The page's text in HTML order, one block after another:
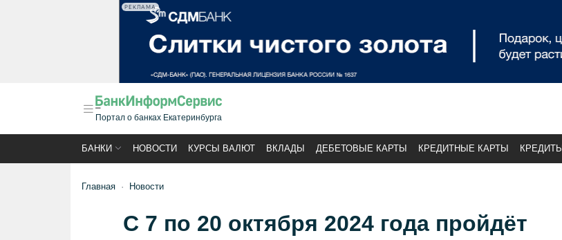
РЕКЛАМА
Портал о банках Екатеринбурга
БАНКИ НОВОСТИ КУРСЫ ВАЛЮТ ВКЛАДЫ ДЕБЕТОВЫЕ КАРТЫ КРЕДИТНЫЕ КАРТЫ КРЕДИТЫ
Главная Новости
С 7 по 20 октября 2024 года пройдёт